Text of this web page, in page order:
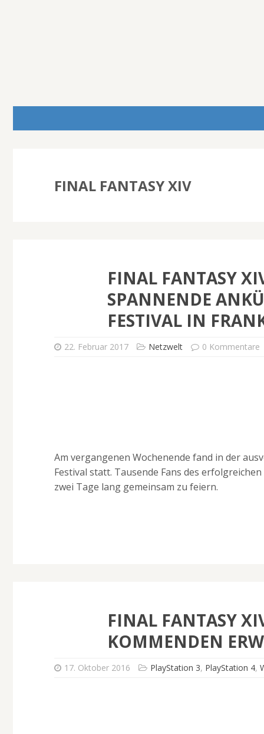
FINAL FANTASY XIV
FINAL FANTASY
SPANNENDE
FESTIVAL IN
22. Februar 2017 Netzwelt 0 Kommentare
Am vergangenen Wochenende fand in der
Festival statt. Tausende Fans des
zwei Tage lang gemeinsam zu feiern.
FINAL FANTASY
KOMMENDEN
17. Oktober 2016 PlayStation 3, PlayStation 4,